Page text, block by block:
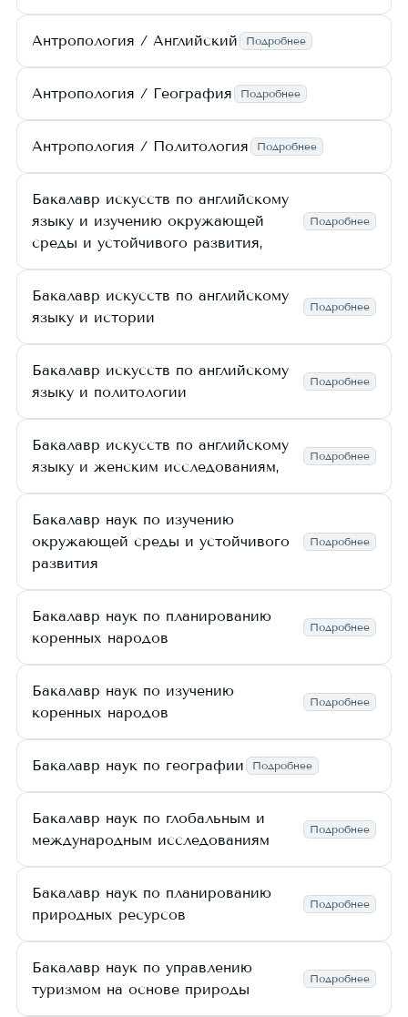
Антропология / Английский Подробнее
Антропология / География Подробнее
Антропология / Политология Подробнее
Бакалавр искусств по английскому
языку и изучению окружающей
среды и устойчивого развития,
Подробнее
Бакалавр искусств по английскому
языку и истории
Подробнее
Бакалавр искусств по английскому
языку и политологии
Подробнее
Бакалавр искусств по английскому
языку и женским исследованиям,
Подробнее
Бакалавр наук по изучению
окружающей среды и устойчивого
развития
Подробнее
Бакалавр наук по планированию
коренных народов
Подробнее
Бакалавр наук по изучению
коренных народов
Подробнее
Бакалавр наук по географии Подробнее
Бакалавр наук по глобальным и
международным исследованиям
Подробнее
Бакалавр наук по планированию
природных ресурсов
Подробнее
Бакалавр наук по управлению
туризмом на основе природы
Подробнее